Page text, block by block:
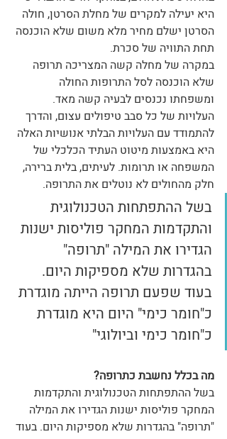
היא יעילה למקרים של מחלת הסרטן, חולה
הסרטן ישלם מחיר מלא משום שלא הוכנסה
תחת התוויה של סכרת.
במקרה של מחלה קשה המצריכה תרופה
שלא הוכנסה לסל התרופות החולה
ומשפחתו נכנסים לבעיה קשה מאד.
העלויות של כל סבב טיפולים עצום, והדרך
להתמודד עם העלויות הבלתי אנושיות האלה
היא באמצעות מיטוט העתיד הכלכלי של
המשפחה או תרומות. לעיתים, בלית ברירה,
חלק מהחולים לא נוטלים את התרופה.
בשל ההתפתחות הטכנולוגית
והתקדמות המחקר פוליסות ישנות
הגדירו את המילה "תרופה"
בהגדרות שלא מספיקות היום.
בעוד שפעם תרופה הייתה מוגדרת
כ"חומר כימי" היום היא מוגדרת
כ"חומר כימי וביולוגי"
מה בכלל נחשבת כתרופה?
בשל ההתפתחות הטכנולוגית והתקדמות
המחקר פוליסות ישנות הגדירו את המילה
"תרופה" בהגדרות שלא מספיקות היום. בעוד